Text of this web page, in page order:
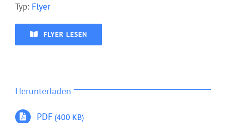
Typ: Flyer
FLYER LESEN
Herunterladen
PDF (400 KB)